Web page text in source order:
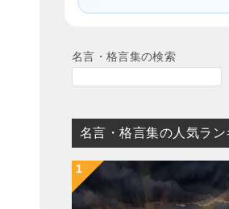
名言・格言集の検索
名言・格言集の人気ラン